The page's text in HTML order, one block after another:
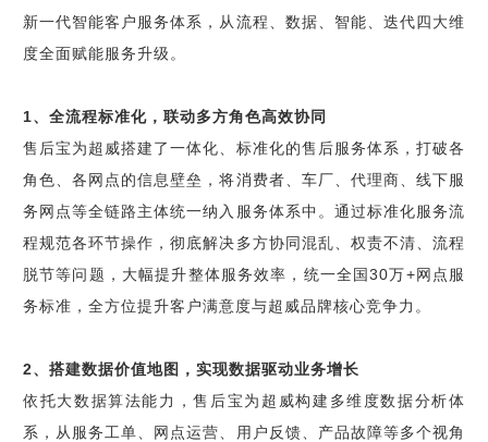
新一代智能客户服务体系，从流程、数据、智能、迭代四大维
度全面赋能服务升级。
1、全流程标准化，联动多方角色高效协同
售后宝为超威搭建了一体化、标准化的售后服务体系，打破各
角色、各网点的信息壁垒，将消费者、车厂、代理商、线下服
务网点等全链路主体统一纳入服务体系中。通过标准化服务流
程规范各环节操作，彻底解决多方协同混乱、权责不清、流程
脱节等问题，大幅提升整体服务效率，统一全国30万+网点服
务标准，全方位提升客户满意度与超威品牌核心竞争力。
2、搭建数据价值地图，实现数据驱动业务增长
依托大数据算法能力，售后宝为超威构建多维度数据分析体
系，从服务工单、网点运营、用户反馈、产品故障等多个视角